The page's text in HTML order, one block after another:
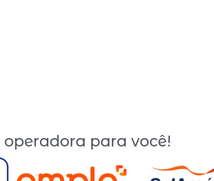
para você!